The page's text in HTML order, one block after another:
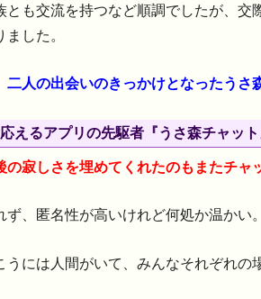
とも交流を持つなど順調でしたが、
ました。
二人の出会いのきっかけとなったうさ
えるアプリの先駆者『うさ森チャッ
の寂しさを埋めてくれたのもまたチャ
ず、匿名性が高いけれど何処か温かい。
うには人間がいて、みんなそれぞれの